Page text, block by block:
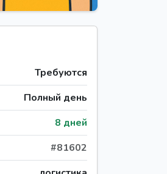
Требуются
Полный день
8 дней
#81602